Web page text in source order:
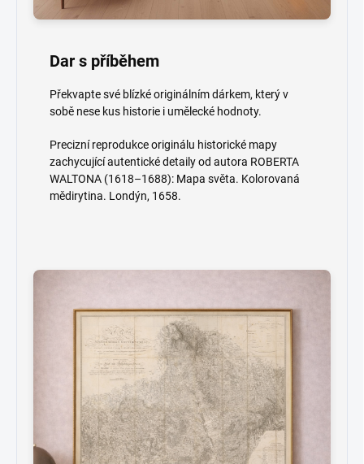
Dar s příběhem
Překvapte své blízké originálním dárkem, který v
sobě nese kus historie i umělecké hodnoty.
Precizní reprodukce originálu historické mapy
zachycující autentické detaily od autora ROBERTA
WALTONA (1618–1688): Mapa světa. Kolorovaná
mědirytina. Londýn, 1658.